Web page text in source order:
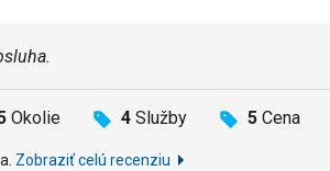
Okolie 4 Služby 5 Cena
Zobraziť celú recenziu